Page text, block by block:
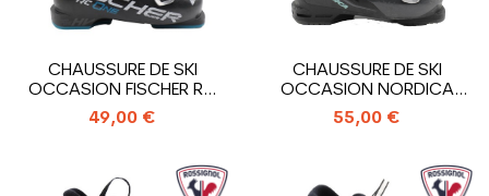
CHAUSSURE DE SKI
OCCASION FISCHER RC
ONE 85 XTR
49,00 €
CHAUSSURE DE SKI
OCCASION NORDICA
SPORTMACHINE 75 WR
55,00 €